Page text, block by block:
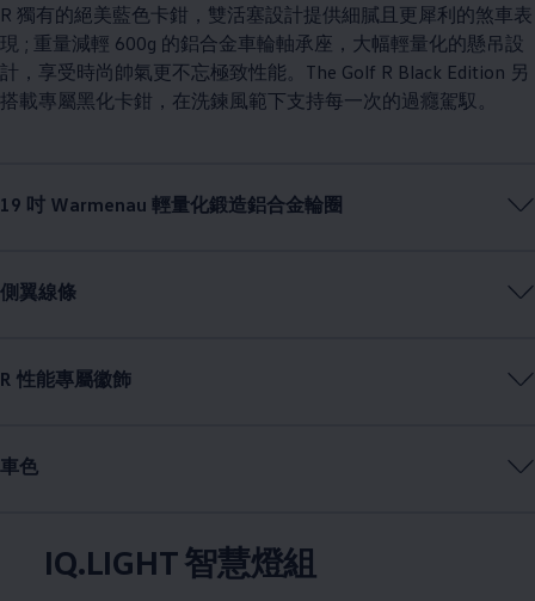
R 獨有的絕美藍色卡鉗，雙活塞設計提供細膩且更犀利的煞車表
現 ; 重量減輕 600g 的鋁合金車輪軸承座，大幅輕量化的懸吊設
計，享受時尚帥氣更不忘極致性能。​The Golf R Black Edition 另
搭載專屬黑化卡鉗，在洗鍊風範下支持每一次的過癮駕馭。
19 吋 Warmenau 輕量化鍛造鋁合金輪圈
側翼線條
R 性能專屬徽飾
車色
IQ.LIGHT 智慧燈組